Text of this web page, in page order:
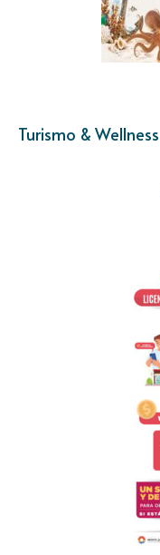
Turismo & Wellness